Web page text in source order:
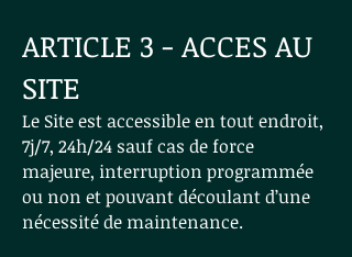
ARTICLE 3 - ACCES AU
SITE
Le Site est accessible en tout endroit,
7j/7, 24h/24 sauf cas de force
majeure, interruption programmée
ou non et pouvant découlant d’une
nécessité de maintenance.